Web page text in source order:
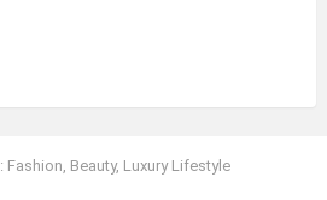
Fashion, Beauty, Luxury Lifestyle